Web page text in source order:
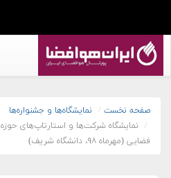
صفحه نخست
نمایشگاه‌ها و جشنواره‌ها
نمایشگاه شرکت‌ها و استارتاپ‌های حوزه
فضایی (مهرماه ۹۸، دانشگاه شریف)